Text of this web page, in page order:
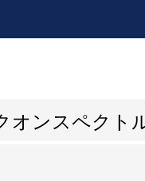
オンスペクト